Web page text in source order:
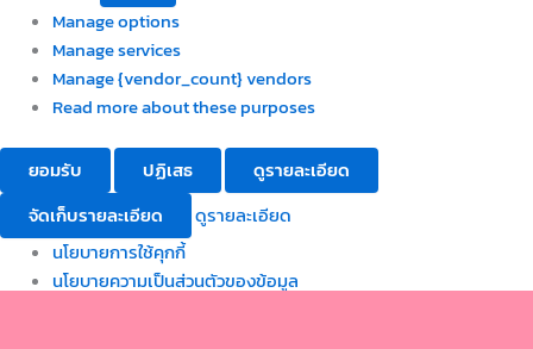
Manage options
Manage services
Manage {vendor_count} vendors
Read more about these purposes
ยอมรับ ปฏิเสธ
ดูรายละเอียด
จัดเก็บรายละเอียด
ดูรายละเอียด
นโยบายการใช้คุกกี้
นโยบายความเป็นส่วนตัวของข้อมูล